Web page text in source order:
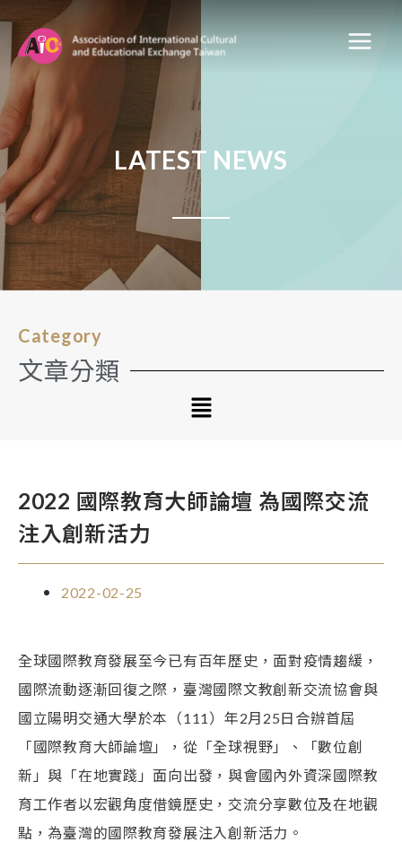
LATEST NEWS
Category
文章分類
2022 國際教育大師論壇 為國際交流
注入創新活力
2022-02-25
全球國際教育發展至今已有百年歷史，面對疫情趨緩，
國際流動逐漸回復之際，臺灣國際文教創新交流協會與
國立陽明交通大學於本（111）年2月25日合辦首屆
「國際教育大師論壇」，從「全球視野」、「數位創
新」與「在地實踐」面向出發，與會國內外資深國際教
育工作者以宏觀角度借鏡歷史，交流分享數位及在地觀
點，為臺灣的國際教育發展注入創新活力。